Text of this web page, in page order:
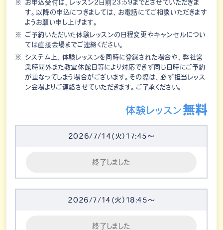
お申込受付は、レッスン2日前23:59までとさせていただきま
す。以降の申込につきましては、お電話にてご相談いただきます
ようお願い申し上げます。
ご予約いただいた体験レッスンの日程変更やキャンセルについ
ては直接会場までご連絡ください。
システム上、体験レッスンを同時に登録された場合や、弊社営
業時間外また教室休館日等により対応できず同じ日時にご予約
が重なってしまう場合がございます。その際は、必ず担当レッス
ン会場よりご連絡させていただきます。ご了承ください。
体験レッスン 無料
2026/7/14（火）17:45～
終了しました
2026/7/14（火）18:45～
終了しました